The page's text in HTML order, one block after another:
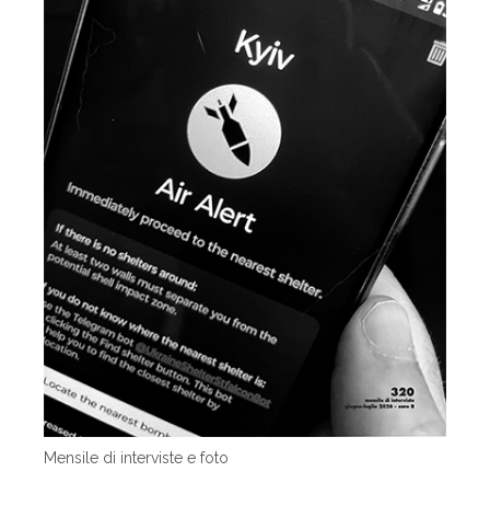
Mensile di interviste e foto